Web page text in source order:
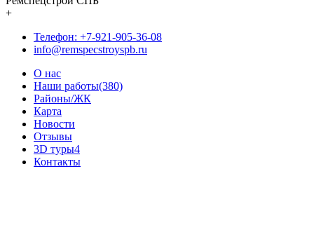
+
Телефон: +7-921-905-36-08
info@remspecstroyspb.ru
О нас
Наши работы(380)
Районы/ЖК
Карта
Новости
Отзывы
3D туры4
Контакты